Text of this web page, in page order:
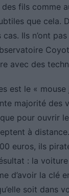
des fils comme
que cela.
Ils n’ont
avec des
est le «
majorité
pour ouvrir
à
euros, ils
: la
d’avoir la clé
soit dans